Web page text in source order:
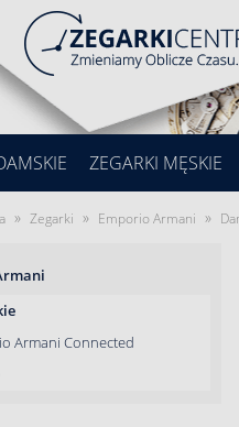
ZEGARKI MĘSKIE
» Zegarki » Emporio Armani »
Armani Connected